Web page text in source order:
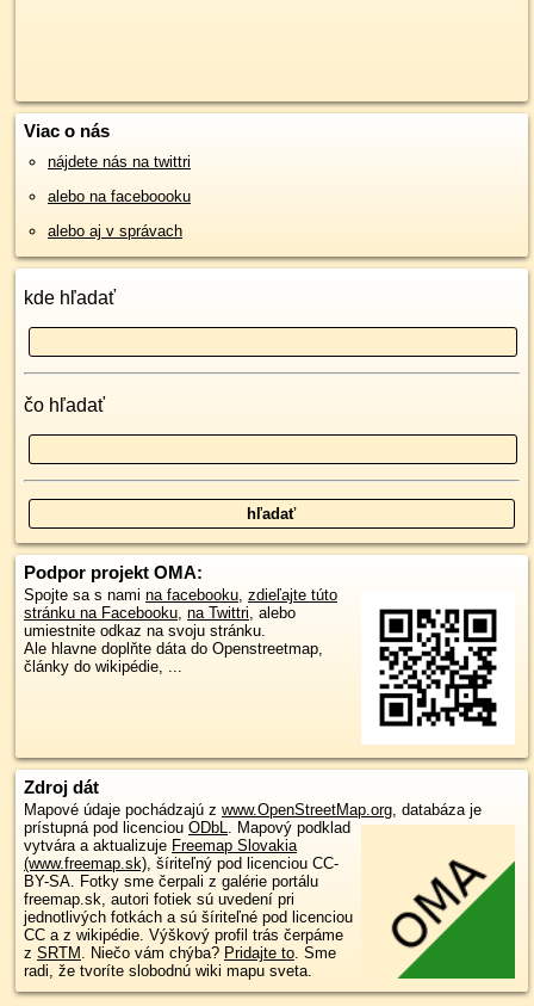
Viac o nás
nájdete nás na twittri
alebo na faceboooku
alebo aj v správach
kde hľadať
čo hľadať
Podpor projekt OMA:
Spojte sa s nami na facebooku, zdieľajte túto
stránku na Facebooku, na Twittri, alebo
umiestnite odkaz na svoju stránku.
Ale hlavne doplňte dáta do Openstreetmap,
články do wikipédie, ...
Zdroj dát
Mapové údaje pochádzajú z www.OpenStreetMap.org, databáza je
prístupná pod licenciou ODbL. Mapový podklad
vytvára a aktualizuje Freemap Slovakia
(www.freemap.sk), šíriteľný pod licenciou CC-
BY-SA. Fotky sme čerpali z galérie portálu
freemap.sk, autori fotiek sú uvedení pri
jednotlivých fotkách a sú šíriteľné pod licenciou
CC a z wikipédie. Výškový profil trás čerpáme
z SRTM . Niečo vám chýba? Pridajte to. Sme
radi, že tvoríte slobodnú wiki mapu sveta.